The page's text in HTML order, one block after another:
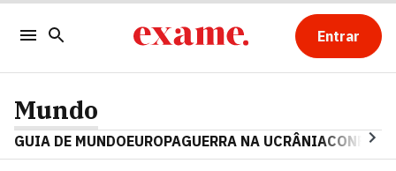
Entrar
Mundo
GUIA DE MUNDOEUROPAGUERRA NA UCRÂNIA